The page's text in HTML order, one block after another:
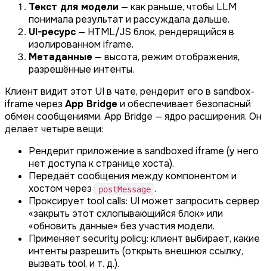
Текст для модели — как раньше, чтобы LLM
понимала результат и рассуждала дальше.
UI-ресурс — HTML/JS блок, рендерящийся в
изолированном iframe.
Метаданные — высота, режим отображения,
разрешённые интенты.
Клиент видит этот UI в чате, рендерит его в sandbox-
iframe через App Bridge и обеспечивает безопасный
обмен сообщениями. App Bridge — ядро расширения. Он
делает четыре вещи:
Рендерит приложение в sandboxed iframe (у него
нет доступа к странице хоста).
Передаёт сообщения между компонентом и
хостом через
postMessage .
Проксирует tool calls: UI может запросить сервер
«закрыть этот схлопывающийся блок» или
«обновить данные» без участия модели.
Применяет security policy: клиент выбирает, какие
интенты разрешить (открыть внешнюя ссылку,
вызвать tool, и т. д.).